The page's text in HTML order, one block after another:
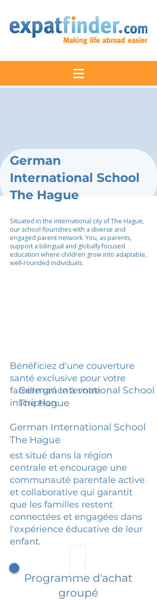
German
International School
The Hague
Situated in the international city of The Hague,
our school flourishes with a diverse and
engaged parent network. You, as parents,
support a bilingual and globally focused
education where children grow into adaptable,
well-rounded individuals.
Bénéficiez d'une couverture
santé exclusive pour votre
famille grâce à votre
inscription.
German International School
The Hague
German International School
The Hague
est situé dans la région
centrale et encourage une
communauté parentale active
et collaborative qui garantit
que les familles restent
connectées et engagées dans
l'expérience éducative de leur
enfant.
Programme d'achat
groupé